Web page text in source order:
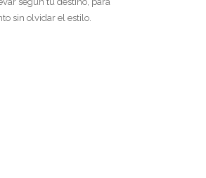
sin olvidar el estilo.